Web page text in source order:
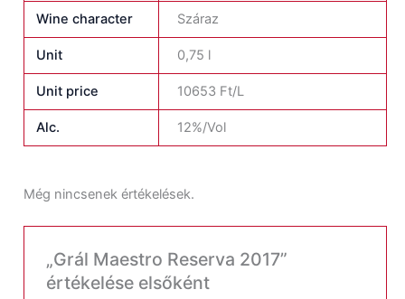
Wine character Száraz
Unit 0,75 l
Unit price 10653 Ft/L
Alc. 12%/Vol
Még nincsenek értékelések.
„Grál Maestro Reserva 2017”
értékelése elsőként